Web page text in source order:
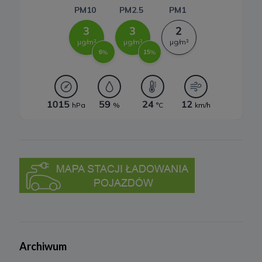
Archiwum
istnieją dla nas ważne prawnie uzasadnione podstawy, które są
nadrzędne wobec Twoich interesów, praw i wolności lub Twoje
dane będą nam niezbędne do ewentualnego ustalenia,
dochodzenia lub obrony roszczeń.
W każdej chwili przysługuje Ci prawo do wniesienia sprzeciwu
wobec przetwarzania Twoich danych w celu prowadzenia
marketingu bezpośredniego. Jeżeli skorzystasz z tego prawa –
zaprzestaniemy przetwarzania danych w tym celu.
7. Okres przechowywania danych
wymagane w świetle obowiązującego prawa np. przetwarzanie w
celach statystycznych, rozliczeniowych lub w celu dochodzenia
roszczeń,
b) niezbędne do dostosowania treści serwisu do zainteresowań,